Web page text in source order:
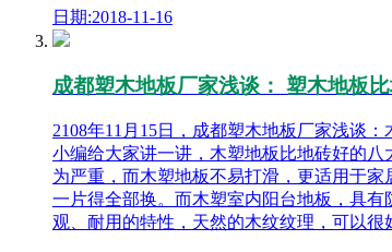
日期:2018-11-16
成都塑木地板厂家浅谈： 塑木地板
2108年11月15日，成都塑木地板厂家浅谈
小编给大家讲一讲，木塑地板比地砖好的
为严重，而木塑地板不易打滑，更适用于
一片得全部换。而木塑室内阳台地板，具
观、耐用的特性，天然的木纹纹理，可以很